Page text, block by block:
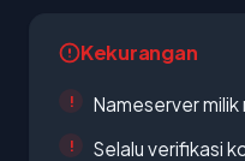
Kekurangan
Nameserver
Selalu verifikasi